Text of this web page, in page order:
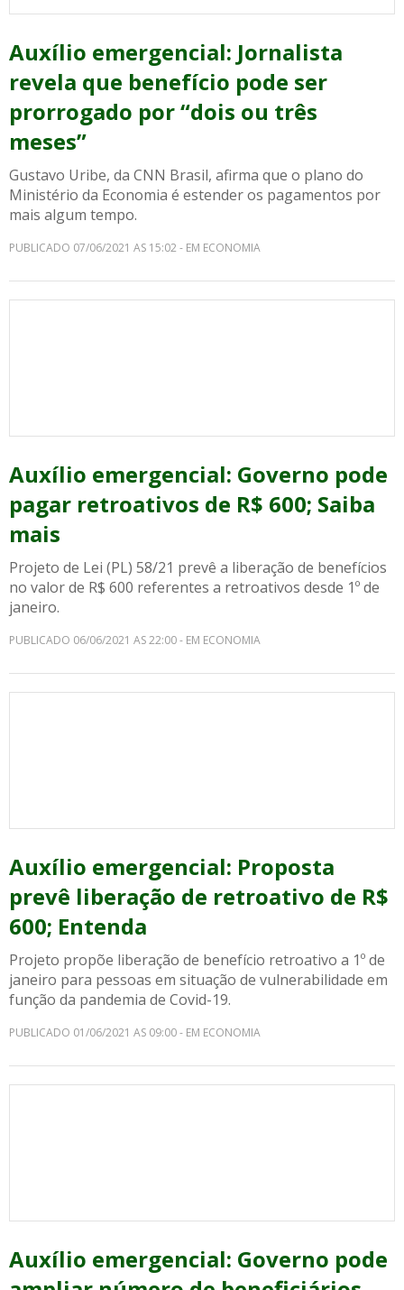
Auxílio emergencial: Jornalista
revela que benefício pode ser
prorrogado por “dois ou três
meses”
Gustavo Uribe, da CNN Brasil, afirma que o plano do
Ministério da Economia é estender os pagamentos por
mais algum tempo.
PUBLICADO 07/06/2021 AS 15:02 - EM ECONOMIA
Auxílio emergencial: Governo pode
pagar retroativos de R$ 600; Saiba
mais
Projeto de Lei (PL) 58/21 prevê a liberação de benefícios
no valor de R$ 600 referentes a retroativos desde 1º de
janeiro.
PUBLICADO 06/06/2021 AS 22:00 - EM ECONOMIA
Auxílio emergencial: Proposta
prevê liberação de retroativo de R$
600; Entenda
Projeto propõe liberação de benefício retroativo a 1º de
janeiro para pessoas em situação de vulnerabilidade em
função da pandemia de Covid-19.
PUBLICADO 01/06/2021 AS 09:00 - EM ECONOMIA
Auxílio emergencial: Governo pode